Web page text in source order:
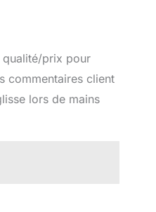
qualité/prix pour
commentaires client
lors de mains